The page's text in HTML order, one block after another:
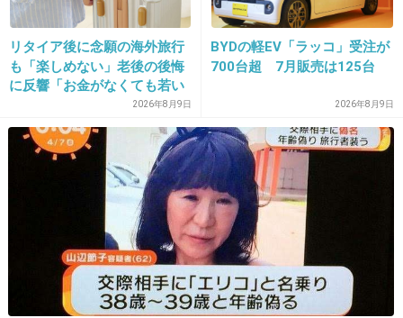
祖母から受け継いで母もやってたけどめっちゃ肌綺麗だっ
たよ
2022/09/11(日) 23:10:08
2022/09/11(日) 23:10:38
リタイア後に念願の海外旅行
も「楽しめない」老後の後悔
に反響「お金がなくても若い
うちに？」50代以上の切実な
声
2026年8月9日
BYDの軽EV「ラッコ」受注が
700台超 7月販売は125台
2026年8月9日